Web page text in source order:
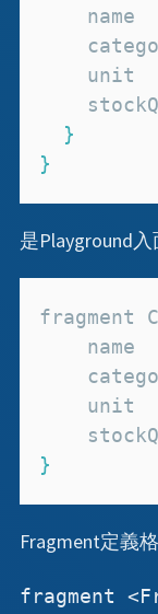
}
}
是Playground
fragment
}
Fragment定義
fragment